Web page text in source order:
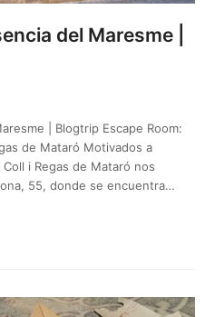
del Maresme |
| Blogtrip Escape Room:
de Mataró Motivados a
i Regas de Mataró nos
55, donde se encuentra…